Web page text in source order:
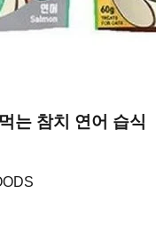
는 참치 연어 습식